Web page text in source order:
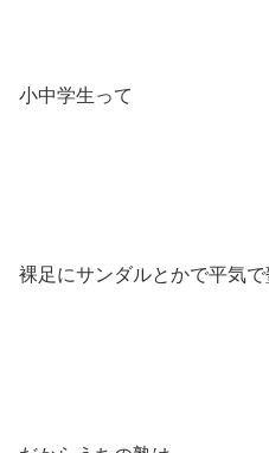
小中学生って
裸足にサンダルとかで平気